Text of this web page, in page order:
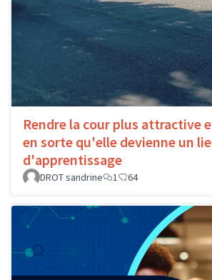
Rendre la cour plus attractive
en sorte qu'elle devienne un
d'apprentissage
DROT sandrine 1 64